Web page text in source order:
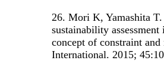
26. Mori K, Yamashita
sustainability
concept of constraint
International. 2015;